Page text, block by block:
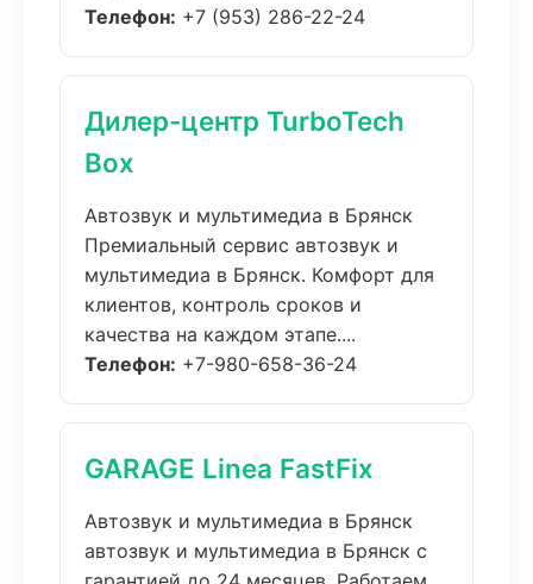
Телефон: +7 (953) 286-22-24
Дилер-центр TurboTech
Box
Автозвук и мультимедиа в Брянск
Премиальный сервис автозвук и
мультимедиа в Брянск. Комфорт для
клиентов, контроль сроков и
качества на каждом этапе....
Телефон: +7-980-658-36-24
GARAGE Linea FastFix
Автозвук и мультимедиа в Брянск
автозвук и мультимедиа в Брянск с